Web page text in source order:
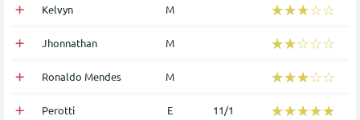
Kelvyn Μ ☆☆☆☆☆
★★★★★
Jhonnathan Μ ☆☆☆☆☆
★★★★★
Ronaldo Mendes Μ ☆☆☆☆☆
★★★★★
Perotti Ε 11/1 ☆☆☆☆☆
★★★★★